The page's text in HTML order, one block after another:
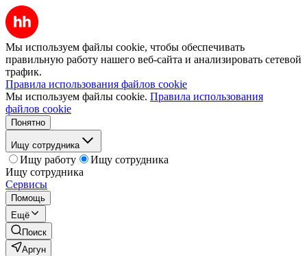
Мы используем файлы cookie, чтобы обеспечивать
правильную работу нашего веб-сайта и анализировать сетевой
трафик.
Правила использования файлов cookie
Мы используем файлы cookie. Правила использования
файлов cookie
Понятно
Ищу сотрудника
Ищу работу
Ищу сотрудника
Ищу сотрудника
Сервисы
Помощь
Ещё
Поиск
Аргун